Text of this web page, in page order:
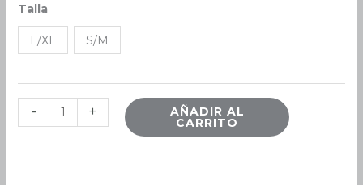
Talla
L/XL S/M
- + AÑADIR AL
CARRITO